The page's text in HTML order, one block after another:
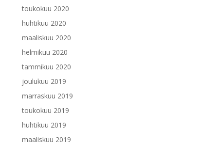
toukokuu 2020
huhtikuu 2020
maaliskuu 2020
helmikuu 2020
tammikuu 2020
joulukuu 2019
marraskuu 2019
toukokuu 2019
huhtikuu 2019
maaliskuu 2019